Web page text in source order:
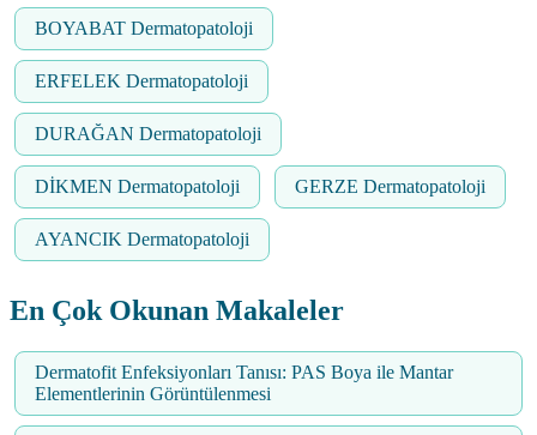
BOYABAT Dermatopatoloji
ERFELEK Dermatopatoloji
DURAĞAN Dermatopatoloji
DİKMEN Dermatopatoloji GERZE Dermatopatoloji
AYANCIK Dermatopatoloji
En Çok Okunan Makaleler
Dermatofit Enfeksiyonları Tanısı: PAS Boya ile Mantar
Elementlerinin Görüntülenmesi